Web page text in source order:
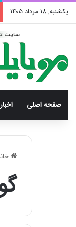
یکشنبه, 18 مرداد 1405
صفحه اصلی اخبار